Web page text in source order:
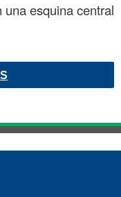
esquina central